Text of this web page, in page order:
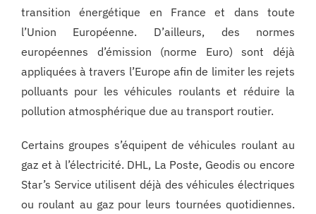
transition énergétique en France et dans toute
l’Union Européenne. D’ailleurs, des normes
européennes d’émission (norme Euro) sont déjà
appliquées à travers l’Europe afin de limiter les rejets
polluants pour les véhicules roulants et réduire la
pollution atmosphérique due au transport routier.
Certains groupes s’équipent de véhicules roulant au
gaz et à l’électricité. DHL, La Poste, Geodis ou encore
Star’s Service utilisent déjà des véhicules électriques
ou roulant au gaz pour leurs tournées quotidiennes.